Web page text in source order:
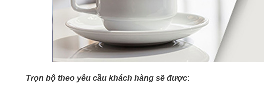
Trọn bộ theo yêu cầu khách hàng sẽ được: